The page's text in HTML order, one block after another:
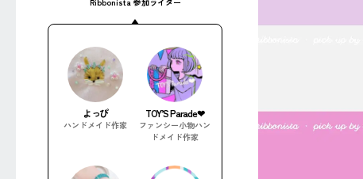
よっぴ
ハンドメイド作家
TOY’S Parade❤︎
ファンシー小物ハン
ドメイド作家